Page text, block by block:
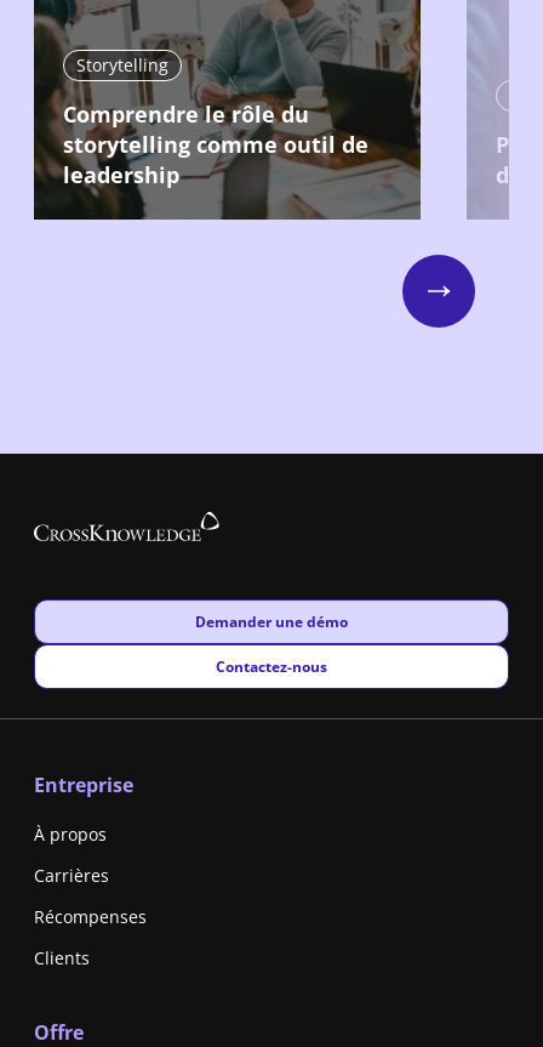
Storytelling
Comprendre le rôle du
storytelling comme outil de
leadership
Next
New window
Demander une démo
New window
Contactez-nous
Entreprise
À propos
Carrières
Récompenses
Clients
Offre